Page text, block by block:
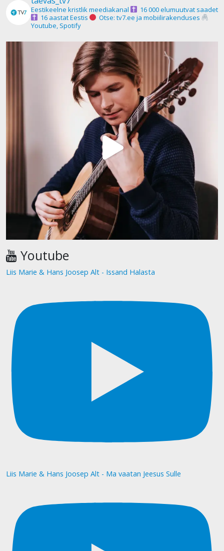
Eestikeelne kristlik meediakanal
16 000 elumuutvat saadet
16 aastat Eestis
Otse: tv7.ee ja mobiilirakenduses
Youtube, Spotify
Youtube
Liis Marie & Hans Joosep Alt - Issand Halasta
Liis Marie & Hans Joosep Alt - Ma vaatan Jeesus Sulle